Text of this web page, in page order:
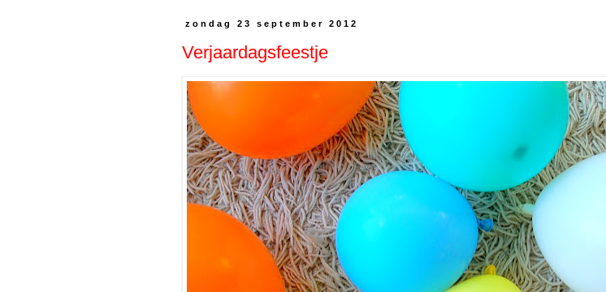
zondag 23 september 2012
Verjaardagsfeestje